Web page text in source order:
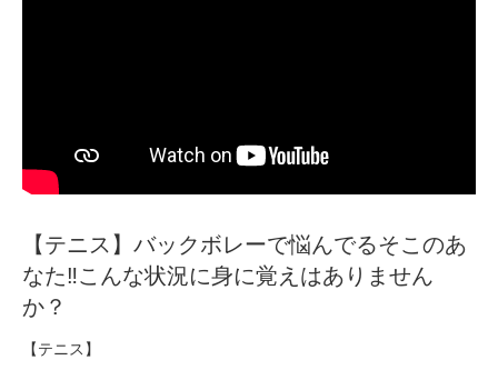
【テニス】バックボレーで悩んでるそこのあ
なた‼︎こんな状況に身に覚えはありません
か？
【テニス】